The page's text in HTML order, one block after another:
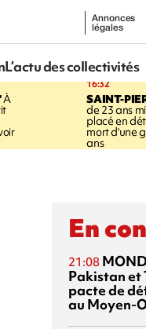
Annonces
légales
L’actu des collectivités
À
16:32
SAINT-
de 23 ans
placé en
mort d'une
ans
En
21:08
Pakistan et
pacte de
au Moyen-